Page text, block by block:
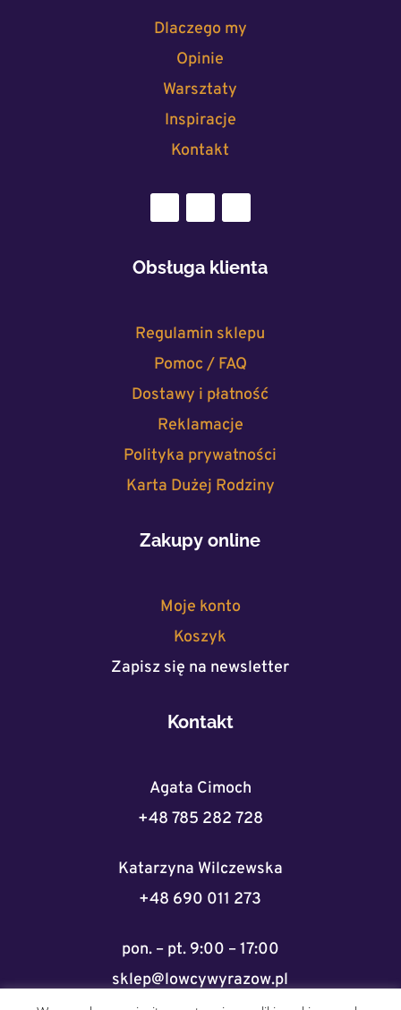
Dlaczego my
Opinie
Warsztaty
Inspiracje
Kontakt
Obsługa klienta
Regulamin sklepu
Pomoc / FAQ
Dostawy i płatność
Reklamacje
Polityka prywatności
Karta Dużej Rodziny
Zakupy online
Moje konto
Koszyk
Zapisz się na newsletter
Kontakt
Agata Cimoch
+48 785 282 728
Katarzyna Wilczewska
+48 690 011 273
pon. – pt. 9:00 – 17:00
sklep@lowcywyrazow.pl